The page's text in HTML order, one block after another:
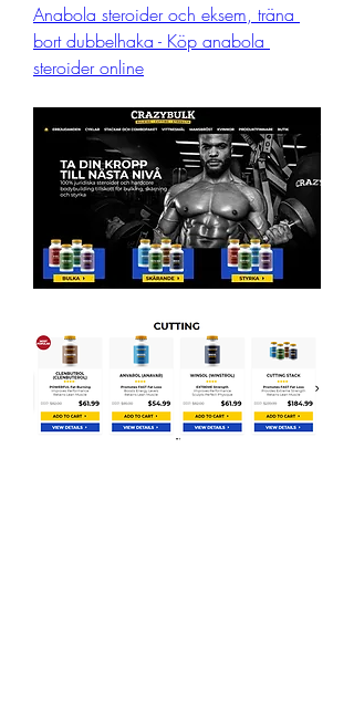
Anabola steroider och eksem, träna
bort dubbelhaka - Köp anabola
steroider online